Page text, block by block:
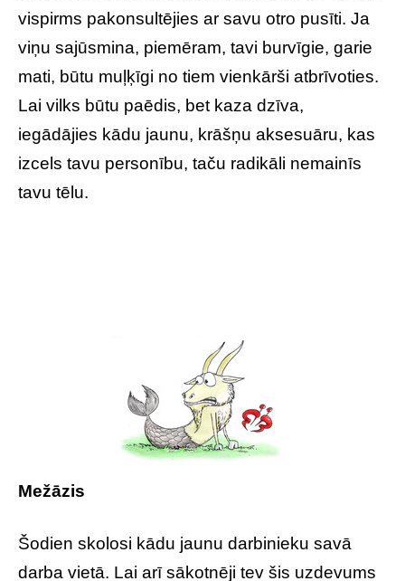
vispirms pakonsultējies ar savu otro pusīti. Ja
viņu sajūsmina, piemēram, tavi burvīgie, garie
mati, būtu muļķīgi no tiem vienkārši atbrīvoties.
Lai vilks būtu paēdis, bet kaza dzīva,
iegādājies kādu jaunu, krāšņu aksesuāru, kas
izcels tavu personību, taču radikāli nemainīs
tavu tēlu.
Mežāzis
Šodien skolosi kādu jaunu darbinieku savā
darba vietā. Lai arī sākotnēji tev šis uzdevums